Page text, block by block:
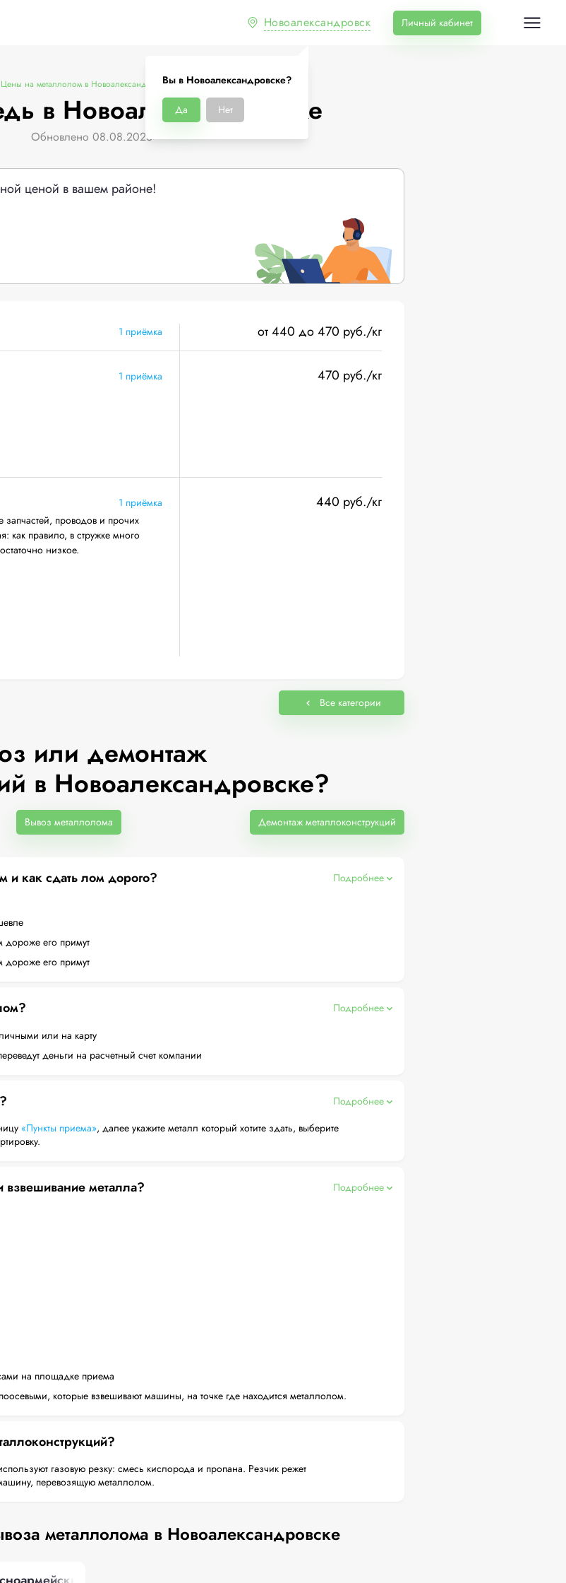
Новоалександровск
Вы в Новоалександровске?
Да Нет
Личный кабинет
Цены на металлолом в Новоалександровске Цены на медь
в Новоалександровске
Обновлено 08.08.2026
ценой в вашем районе!
1 приёмка от 440 до 470 руб./кг
1 приёмка 470 руб./кг
1 приёмка
запчастей, проводов и прочих
как правило, в стружке много
низкое.
440 руб./кг
Все категории
или демонтаж
в Новоалександровске?
Вывоз металлолома Демонтаж металлоконструкций
и как сдать лом дорого?
Подробнее
дороже его примут
дороже его примут
Подробнее
или на карту
деньги на расчетный счет компании
Подробнее
«Пункты приема», далее укажите металл который хотите здать, выберите
взвешивание металла?
Подробнее
на площадке приема
которые взвешивают машины, на точке где находится металлолом.
газовую резку: смесь кислорода и пропана. Резчик режет
перевозящую металлолом.
металлолома в Новоалександровске